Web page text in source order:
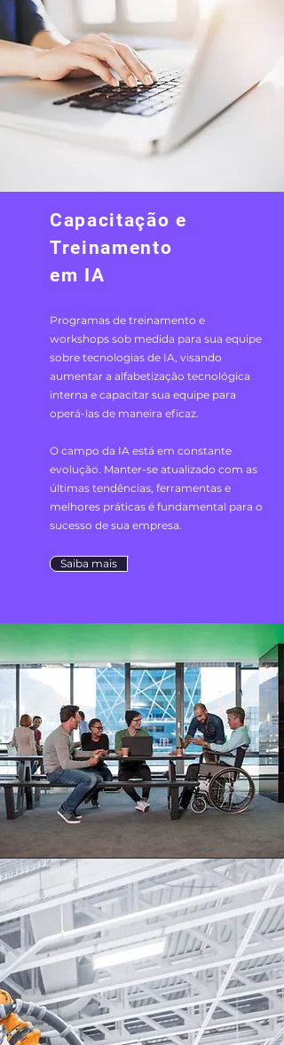
Capacitação e
Treinamento
em IA
Programas de treinamento e
workshops sob medida para sua equipe
sobre tecnologias de IA, visando
aumentar a alfabetização tecnológica
interna e capacitar sua equipe para
operá-las de maneira eficaz.
O campo da IA está em constante
evolução. Manter-se atualizado com as
últimas tendências, ferramentas e
melhores práticas é fundamental para o
sucesso de sua empresa.
Saiba mais